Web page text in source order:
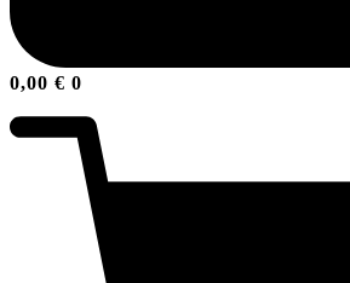
0,00 € 0